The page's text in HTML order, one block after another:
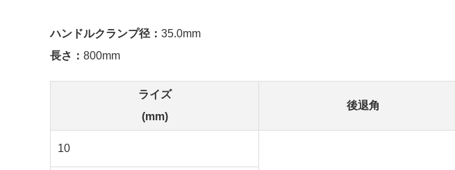
ハンドルクランプ径： 35.0mm
長さ： 800mm
ライズ
(mm)
後退角
10